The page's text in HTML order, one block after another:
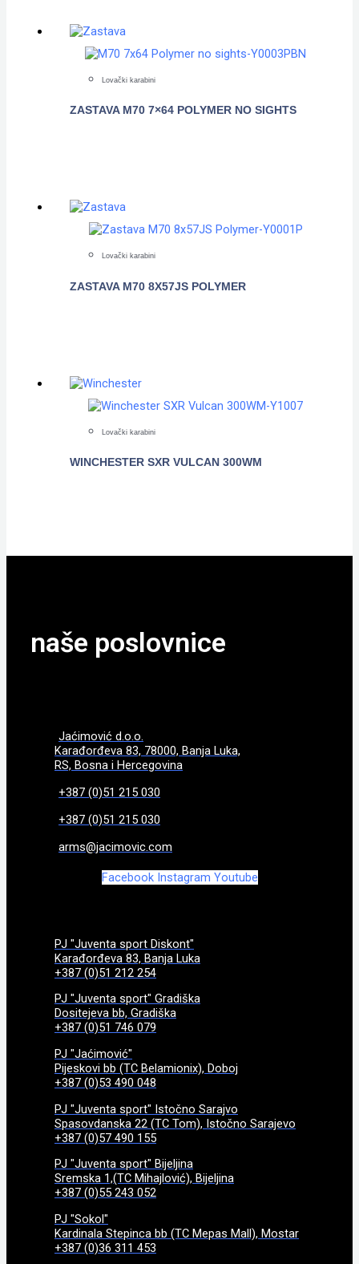
Lovački karabini
ZASTAVA M70 7×64 POLYMER NO SIGHTS
Lovački karabini
ZASTAVA M70 8X57JS POLYMER
Lovački karabini
WINCHESTER SXR VULCAN 300WM
naše poslovnice
Jaćimović d.o.o.
Karađorđeva 83, 78000, Banja Luka,
RS, Bosna i Hercegovina
+387 (0)51 215 030
+387 (0)51 215 030
arms@jacimovic.com
Facebook Instagram Youtube
PJ "Juventa sport Diskont"
Karađorđeva 83, Banja Luka
+387 (0)51 212 254
PJ "Juventa sport" Gradiška
Dositejeva bb, Gradiška
+387 (0)51 746 079
PJ "Jaćimović"
Pijeskovi bb (TC Belamionix), Doboj
+387 (0)53 490 048
PJ "Juventa sport" Istočno Sarajvo
Spasovdanska 22 (TC Tom), Istočno Sarajevo
+387 (0)57 490 155
PJ "Juventa sport" Bijeljina
Sremska 1,(TC Mihajlović), Bijeljina
+387 (0)55 243 052
PJ "Sokol"
Kardinala Stepinca bb (TC Mepas Mall), Mostar
+387 (0)36 311 453